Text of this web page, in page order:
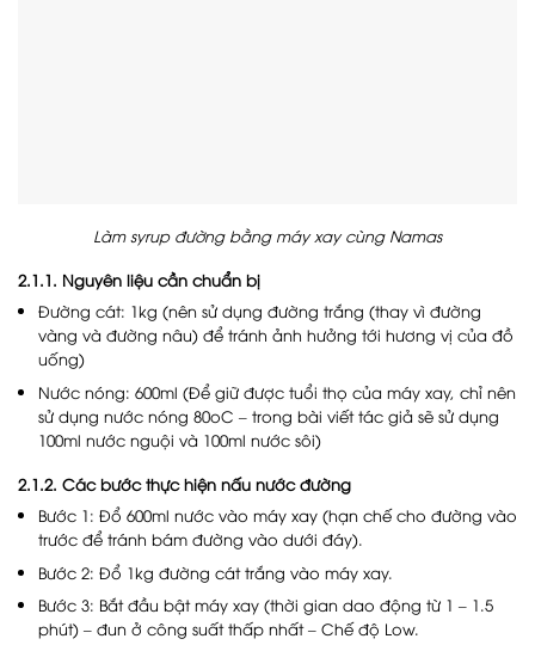
Làm syrup đường bằng máy xay cùng Namas
2.1.1. Nguyên liệu cần chuẩn bị
Đường cát: 1kg (nên sử dụng đường trắng (thay vì đường
vàng và đường nâu) để tránh ảnh hưởng tới hương vị của đồ
uống)
Nước nóng: 600ml (Để giữ được tuổi thọ của máy xay, chỉ nên
sử dụng nước nóng 80oC – trong bài viết tác giả sẽ sử dụng
100ml nước nguội và 100ml nước sôi)
2.1.2. Các bước thực hiện nấu nước đường
Bước 1: Đổ 600ml nước vào máy xay (hạn chế cho đường vào
trước để tránh bám đường vào dưới đáy).
Bước 2: Đổ 1kg đường cát trắng vào máy xay.
Bước 3: Bắt đầu bật máy xay (thời gian dao động từ 1 – 1.5
phút) – đun ở công suất thấp nhất – Chế độ Low.